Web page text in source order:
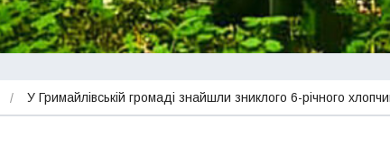
У Гримайлівській громаді знайшли зниклого 6-річного